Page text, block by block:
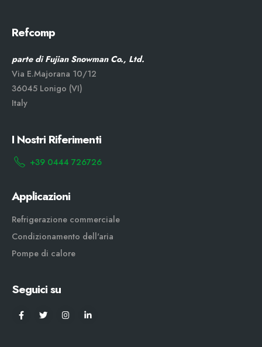
Refcomp
parte di Fujian Snowman Co., Ltd.
Via E.Majorana 10/12
36045 Lonigo (VI)
Italy
I Nostri Riferimenti
+39 0444 726726
Applicazioni
Refrigerazione commerciale
Condizionamento dell'aria
Pompe di calore
Seguici su